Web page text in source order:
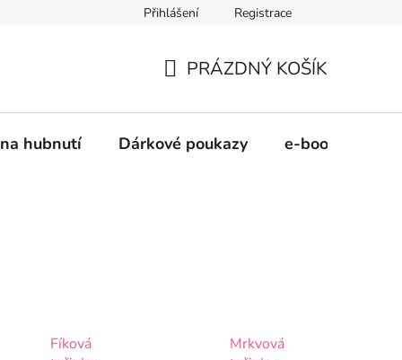
Přihlášení Registrace
KOŠÍK
PRÁZDNÝ KOŠÍK
hubnutí Dárkové poukazy e-booky
Fíková
Mrkvová